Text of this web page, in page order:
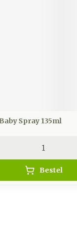
Spray 135ml
Bestel